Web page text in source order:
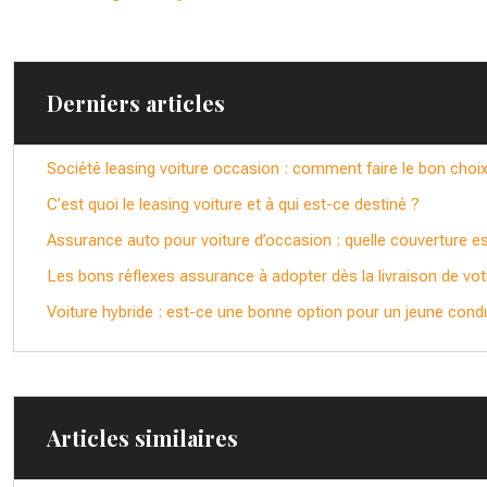
Derniers articles
Société leasing voiture occasion : comment faire le bon
C’est quoi le leasing voiture et à qui est-ce destiné ?
Assurance auto pour voiture d’occasion : quelle couverture
Les bons réflexes assurance à adopter dès la livraison de
Voiture hybride : est-ce une bonne option pour un jeune
Articles similaires